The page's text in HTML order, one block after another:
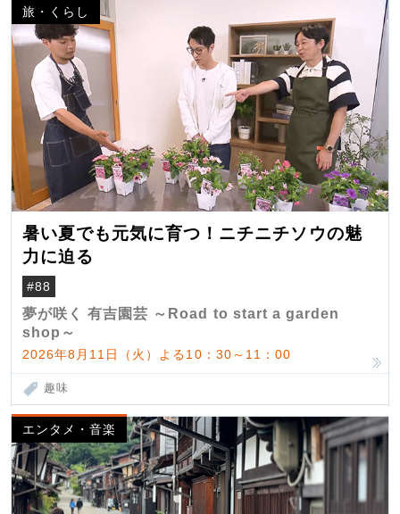
旅・くらし
暑い夏でも元気に育つ！ニチニチソウの魅
力に迫る
#88
夢が咲く 有吉園芸 ～Road to start a garden
shop～
2026年8月11日（火）よる10：30～11：00
趣味
エンタメ・音楽